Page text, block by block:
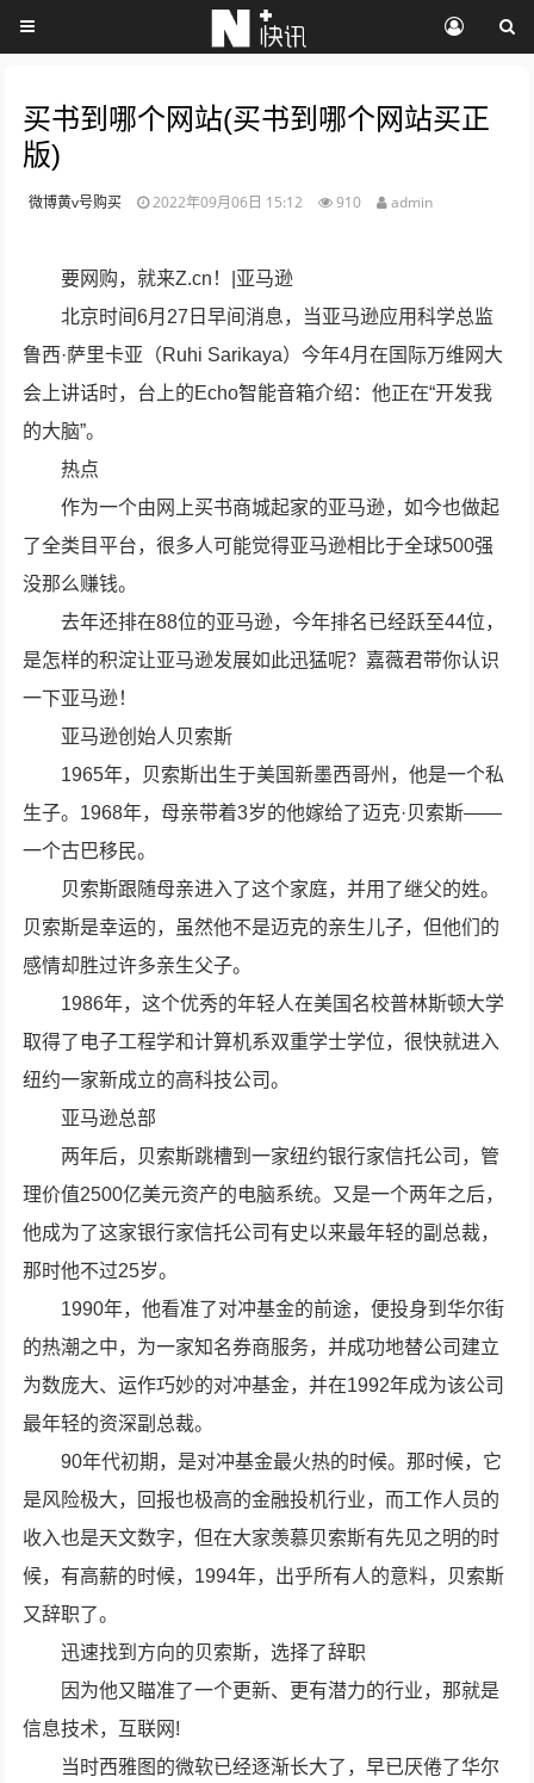
买书到哪个网站(买书到哪个网站买正
版)
微博黄v号购买 2022年09月06日 15:12 910 admin
要网购，就来Z.cn！|亚马逊
北京时间6月27日早间消息，当亚马逊应用科学总监
鲁西·萨里卡亚（Ruhi Sarikaya）今年4月在国际万维网大
会上讲话时，台上的Echo智能音箱介绍：他正在“开发我
的大脑”。
热点
作为一个由网上买书商城起家的亚马逊，如今也做起
了全类目平台，很多人可能觉得亚马逊相比于全球500强
没那么赚钱。
去年还排在88位的亚马逊，今年排名已经跃至44位，
是怎样的积淀让亚马逊发展如此迅猛呢？嘉薇君带你认识
一下亚马逊！
亚马逊创始人贝索斯
1965年，贝索斯出生于美国新墨西哥州，他是一个私
生子。1968年，母亲带着3岁的他嫁给了迈克·贝索斯——
一个古巴移民。
贝索斯跟随母亲进入了这个家庭，并用了继父的姓。
贝索斯是幸运的，虽然他不是迈克的亲生儿子，但他们的
感情却胜过许多亲生父子。
1986年，这个优秀的年轻人在美国名校普林斯顿大学
取得了电子工程学和计算机系双重学士学位，很快就进入
纽约一家新成立的高科技公司。
亚马逊总部
两年后，贝索斯跳槽到一家纽约银行家信托公司，管
理价值2500亿美元资产的电脑系统。又是一个两年之后，
他成为了这家银行家信托公司有史以来最年轻的副总裁，
那时他不过25岁。
1990年，他看准了对冲基金的前途，便投身到华尔街
的热潮之中，为一家知名券商服务，并成功地替公司建立
为数庞大、运作巧妙的对冲基金，并在1992年成为该公司
最年轻的资深副总裁。
90年代初期，是对冲基金最火热的时候。那时候，它
是风险极大，回报也极高的金融投机行业，而工作人员的
收入也是天文数字，但在大家羡慕贝索斯有先见之明的时
候，有高薪的时候，1994年，出乎所有人的意料，贝索斯
又辞职了。
迅速找到方向的贝索斯，选择了辞职
因为他又瞄准了一个更新、更有潜力的行业，那就是
信息技术，互联网!
当时西雅图的微软已经逐渐长大了，早已厌倦了华尔